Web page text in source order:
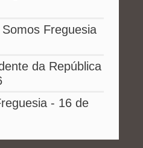
Freguesia
da República
- 16 de